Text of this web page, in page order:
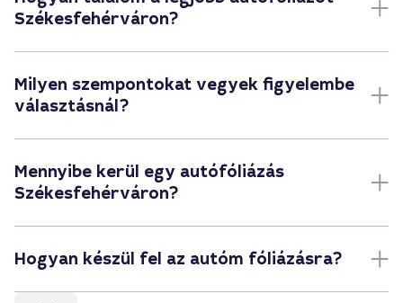
Székesfehérváron?
Milyen szempontokat vegyek figyelembe
választásnál?
Mennyibe kerül egy autófóliázás
Székesfehérváron?
Hogyan készül fel az autóm fóliázásra?